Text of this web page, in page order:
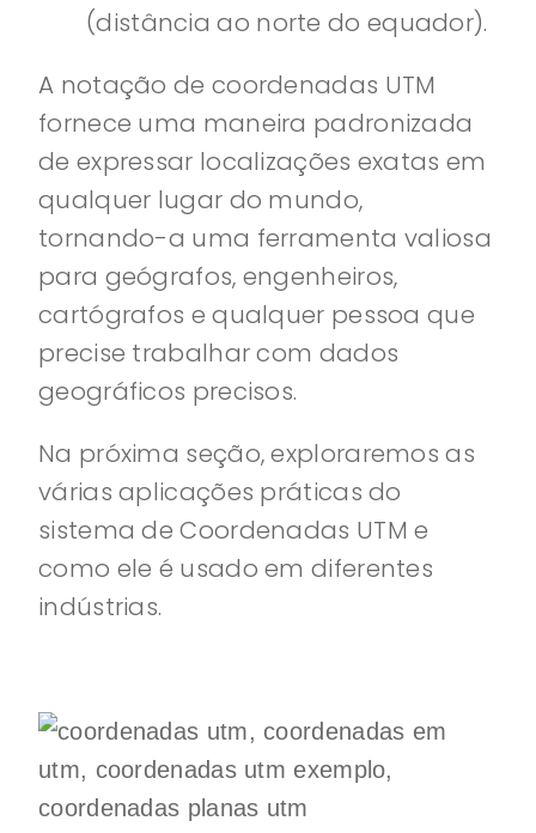
(distância ao norte do equador).
A notação de coordenadas UTM
fornece uma maneira padronizada
de expressar localizações exatas em
qualquer lugar do mundo,
tornando-a uma ferramenta valiosa
para geógrafos, engenheiros,
cartógrafos e qualquer pessoa que
precise trabalhar com dados
geográficos precisos.
Na próxima seção, exploraremos as
várias aplicações práticas do
sistema de Coordenadas UTM e
como ele é usado em diferentes
indústrias.